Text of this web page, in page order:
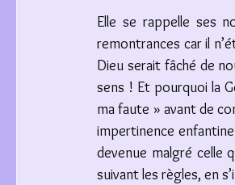
Elle se rappelle ses
remontrances car il
Dieu serait fâché de
sens ! Et pourquoi la
ma faute » avant de
impertinence
devenue malgré celle
suivant les règles, en